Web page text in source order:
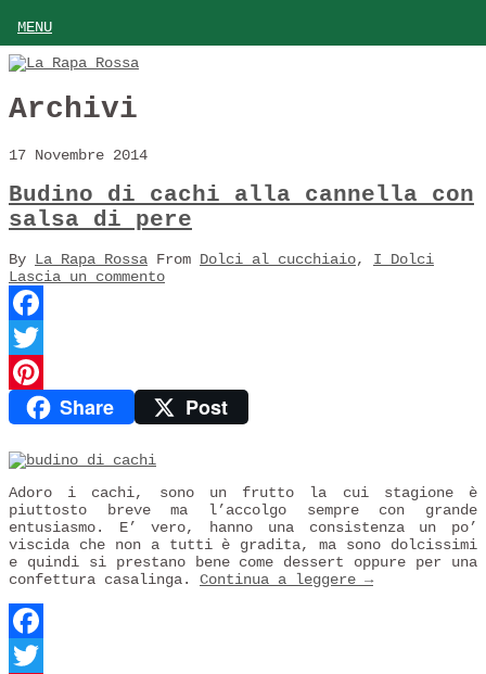
Archivi
17 Novembre 2014
Budino di cachi alla cannella con
salsa di pere
By La Rapa Rossa From Dolci al cucchiaio, I Dolci
Lascia un commento
Facebook
Twitter
PinterestShare Post
Adoro i cachi, sono un frutto la cui stagione è
piuttosto breve ma l’accolgo sempre con grande
entusiasmo. E’ vero, hanno una consistenza un po’
viscida che non a tutti è gradita, ma sono dolcissimi
e quindi si prestano bene come dessert oppure per una
confettura casalinga. Continua a leggere →
Facebook
MENU